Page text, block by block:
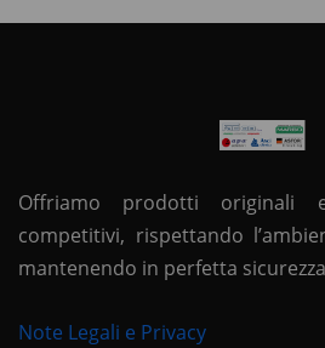
Offriamo prodotti originali
competitivi, rispettando
mantenendo in perfetta
Note Legali e Privacy